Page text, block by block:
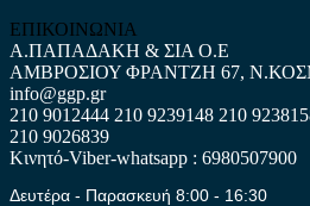
ΕΠΙΚΟΙΝΩΝΙΑ
Α.ΠΑΠΑΔΑΚΗ & ΣΙΑ Ο.Ε
ΑΜΒΡΟΣΙΟΥ ΦΡΑΝΤΖΗ 67,
info@ggp.gr
210 9012444 210 9239148 210
210 9026839
Κινητό-Viber-whatsapp : 6980507900
Δευτέρα - Παρασκευή 8:00 - 16:30